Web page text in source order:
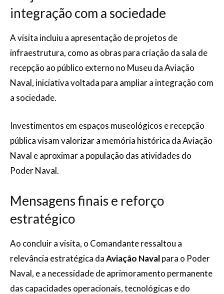
integração com a sociedade
A visita incluiu a apresentação de projetos de
infraestrutura, como as obras para criação da sala de
recepção ao público externo no Museu da Aviação
Naval, iniciativa voltada para ampliar a integração com
a sociedade.
Investimentos em espaços museológicos e recepção
pública visam valorizar a memória histórica da Aviação
Naval e aproximar a população das atividades do
Poder Naval.
Mensagens finais e reforço
estratégico
Ao concluir a visita, o Comandante ressaltou a
relevância estratégica daAviação Navalpara o Poder
Naval, e a necessidade de aprimoramento permanente
das capacidades operacionais, tecnológicas e do